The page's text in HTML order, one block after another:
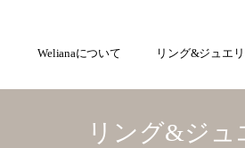
Welianaについて リング&ジュエ
リング&ジュ